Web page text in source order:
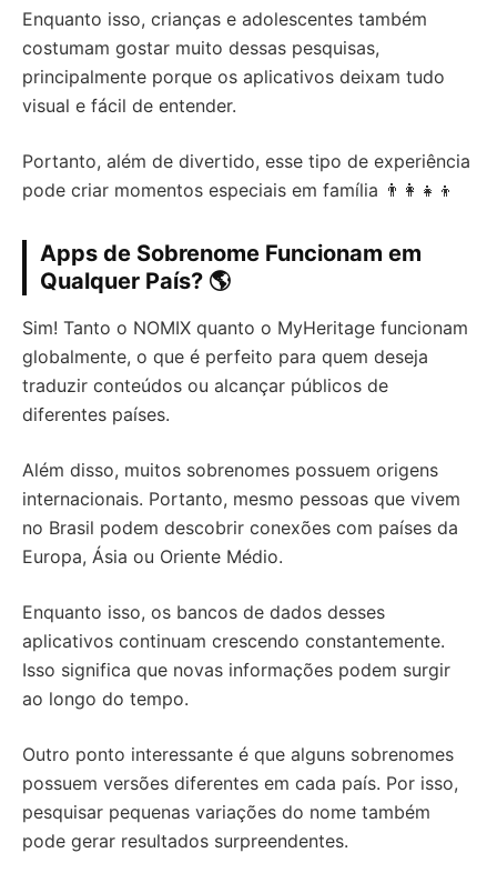
Enquanto isso, crianças e adolescentes também
costumam gostar muito dessas pesquisas,
principalmente porque os aplicativos deixam tudo
visual e fácil de entender.
Portanto, além de divertido, esse tipo de experiência
pode criar momentos especiais em família 👨‍👩‍👧‍👦
Apps de Sobrenome Funcionam em
Qualquer País? 🌎
Sim! Tanto o NOMIX quanto o MyHeritage funcionam
globalmente, o que é perfeito para quem deseja
traduzir conteúdos ou alcançar públicos de
diferentes países.
Além disso, muitos sobrenomes possuem origens
internacionais. Portanto, mesmo pessoas que vivem
no Brasil podem descobrir conexões com países da
Europa, Ásia ou Oriente Médio.
Enquanto isso, os bancos de dados desses
aplicativos continuam crescendo constantemente.
Isso significa que novas informações podem surgir
ao longo do tempo.
Outro ponto interessante é que alguns sobrenomes
possuem versões diferentes em cada país. Por isso,
pesquisar pequenas variações do nome também
pode gerar resultados surpreendentes.